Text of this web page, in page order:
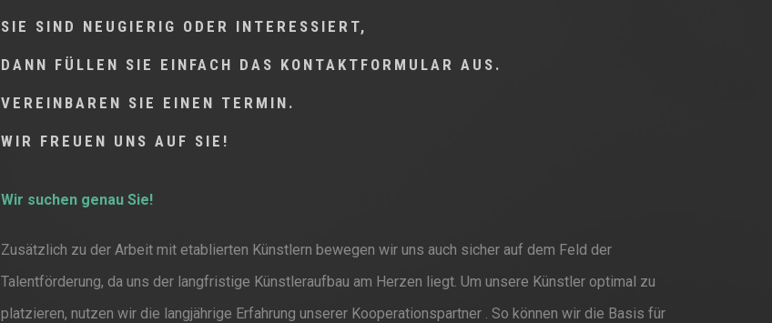
SIE SIND NEUGIERIG ODER INTERESSIERT,
DANN FÜLLEN SIE EINFACH DAS KONTAKTFORMULAR AUS.
VEREINBAREN SIE EINEN TERMIN.
WIR FREUEN UNS AUF SIE!
Wir suchen genau Sie!
Zusätzlich zu der Arbeit mit etablierten Künstlern bewegen wir uns auch sicher auf dem Feld der
Talentförderung, da uns der langfristige Künstleraufbau am Herzen liegt. Um unsere Künstler optimal zu
platzieren, nutzen wir die langjährige Erfahrung unserer Kooperationspartner . So können wir die Basis für